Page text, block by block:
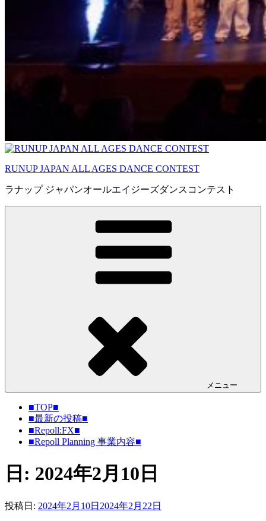
RUNUP JAPAN ALL AGES DANCE CONTEST
ラナップ ジャパンオールエイジーズダンスコンテスト
メニュー
■TOP■
■最新の投稿■
■Repoll:FX■
■Repoll Planning 事業内容■
日: 2024年2月10日
投稿日: 2024年2月10日 2024年2月22日